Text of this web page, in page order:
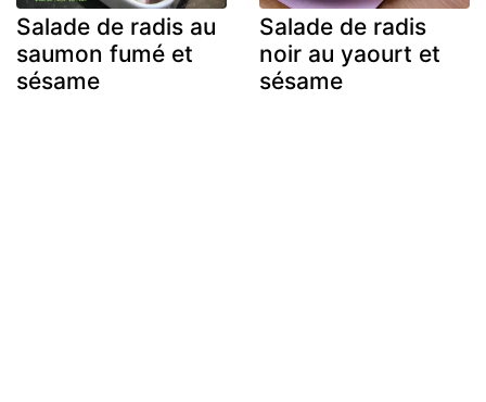
Salade de radis au
saumon fumé et
sésame
Salade de radis
noir au yaourt et
sésame